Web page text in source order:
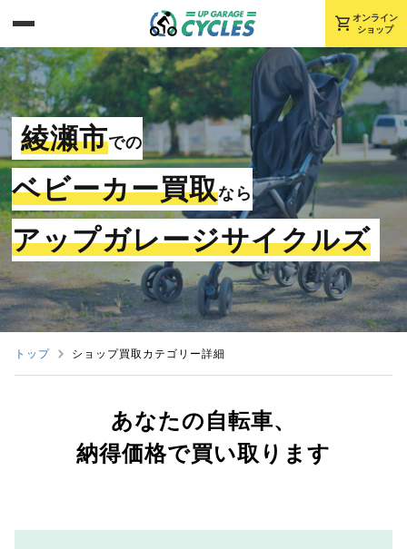
shopping_cart オンライン
ショップ
綾瀬市での
ベビーカー買取なら
アップガレージサイクルズ
トップ ショップ買取カテゴリー詳細
あなたの自転車、
納得価格で買い取ります